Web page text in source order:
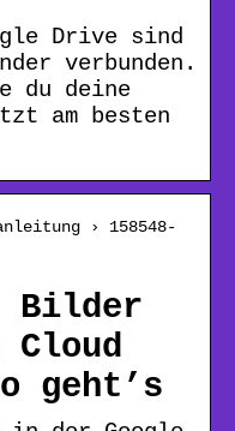
Drive sind
verbunden.
du deine
am besten
› 158548-
Bilder
geht’s